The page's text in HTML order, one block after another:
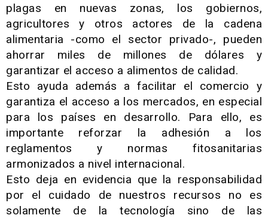
plagas en nuevas zonas, los gobiernos,
agricultores y otros actores de la cadena
alimentaria -como el sector privado-, pueden
ahorrar miles de millones de dólares y
garantizar el acceso a alimentos de calidad.
Esto ayuda además a facilitar el comercio y
garantiza el acceso a los mercados, en especial
para los países en desarrollo. Para ello, es
importante reforzar la adhesión a los
reglamentos y normas fitosanitarias
armonizados a nivel internacional.
Esto deja en evidencia que la responsabilidad
por el cuidado de nuestros recursos no es
solamente de la tecnología sino de las